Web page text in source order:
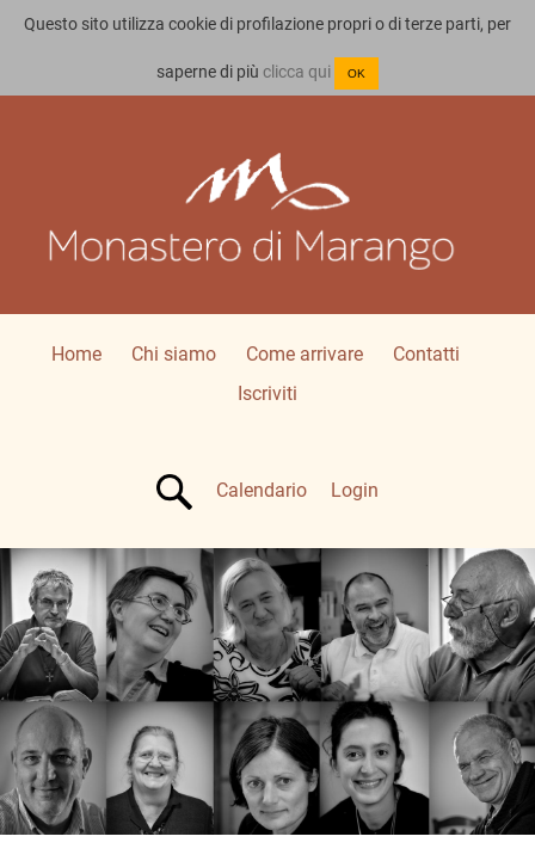
Questo sito utilizza cookie di profilazione propri o di terze parti, per
saperne di piùclicca qui OK
Home Chi siamo Come arrivare
Contatti
Iscriviti
Calendario Login